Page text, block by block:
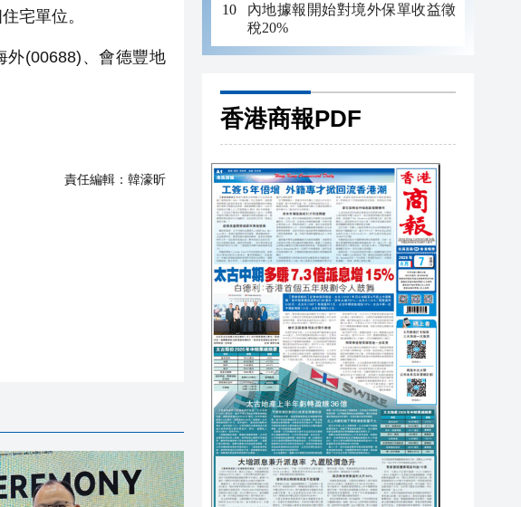
宅單位。
(00688)、會德豐地
責任編輯： 韓濠昕
內地據報開始對境外保單收益徵
稅20%
香港商報PDF